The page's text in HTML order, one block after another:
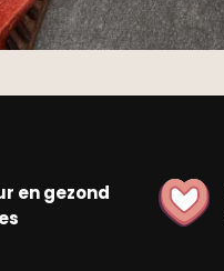
en gezond